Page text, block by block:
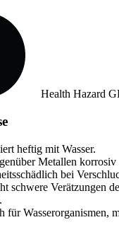
Health Hazard
heftig mit Wasser.
Metallen korrosiv
bei
schwere Verätzungen
für Wasserorganismen,